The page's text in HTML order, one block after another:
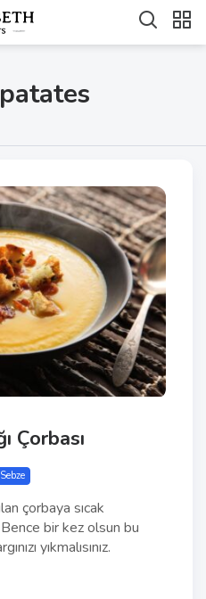
Çorbası
Sebze
çorbaya sıcak
Bence bir kez olsun bu
yıkmalısınız.